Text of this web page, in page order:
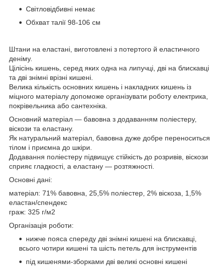
Світловідбивні немає
Обхват талії 98-106 см
Штани на еластані, виготовлені з потертого й еластичного
деніму.
Цілісінь кишень, серед яких одна на липучці, дві на блискавці
та дві знімні врізні кишені.
Велика кількість основних кишень і накладних кишень із
міцного матеріалу допоможе організувати роботу електрика,
покрівельника або сантехніка.
Основний матеріал — бавовна з додаванням поліестеру,
віскози та еластану.
Як натуральний матеріал, бавовна дуже добре переноситься
тілом і приємна до шкіри.
Додавання поліестеру підвищує стійкість до розривів, віскози
сприяє гладкості, а еластану — розтяжності.
Основні дані:
матеріал: 71% бавовна, 25,5% поліестер, 2% віскоза, 1,5%
еластан/спендекс
граж: 325 г/м2
Організація роботи:
нижче пояса спереду дві знімні кишені на блискавці,
всього чотири кишені та шість петель для інструментів
під кишенями-зборками дві великі основні кишені